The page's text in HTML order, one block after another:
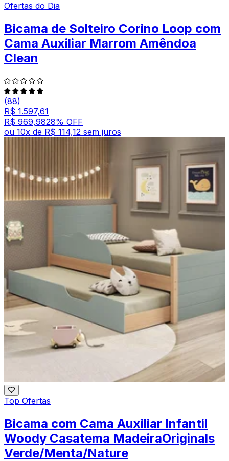
Ofertas do Dia
Bicama de Solteiro Corino Loop com
Cama Auxiliar Marrom Amêndoa
Clean
(88)
R$ 1.597,61
R$ 969,9828% OFF
ou 10x de R$ 114,12 sem juros
Top Ofertas
Bicama com Cama Auxiliar Infantil
Woody Casatema MadeiraOriginals
Verde/Menta/Nature